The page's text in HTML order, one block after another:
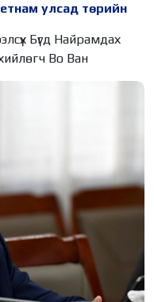
улсад төрийн
Бүгд Найрамдах
Во Ван